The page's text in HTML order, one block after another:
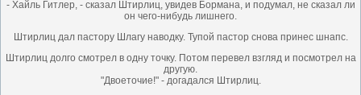
- Хайль Гитлер, - сказал Штирлиц, увидев Бормана, и подумал, не сказал ли
он чего-нибудь лишнего.
Штирлиц дал пастору Шлагу наводку. Тупой пастор снова принес шнапс.
Штирлиц долго смотрел в одну точку. Потом перевел взгляд и посмотрел на
другую.
"Двоеточие!" - догадался Штирлиц.